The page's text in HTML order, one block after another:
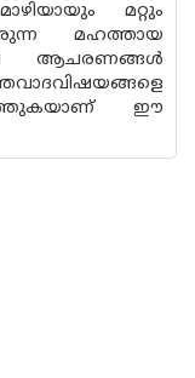
മറ്റും
മഹത്തായ
ആചരണങ്ങൾ
ഈ